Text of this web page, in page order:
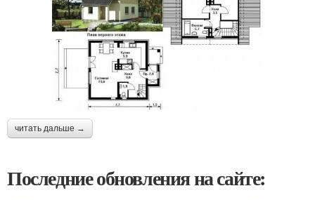
читать дальше →
Последние обновления на сайте: